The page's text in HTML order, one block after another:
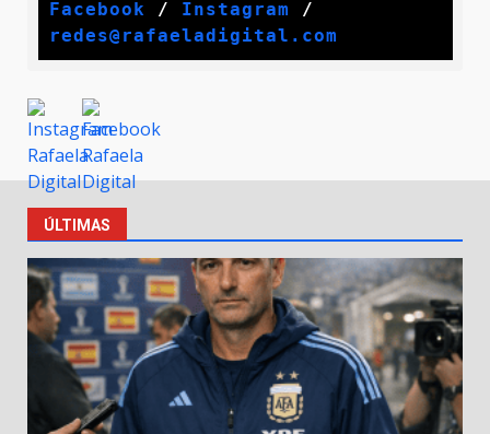
Facebook / Instagram /
redes@rafaeladigital.com
ÚLTIMAS